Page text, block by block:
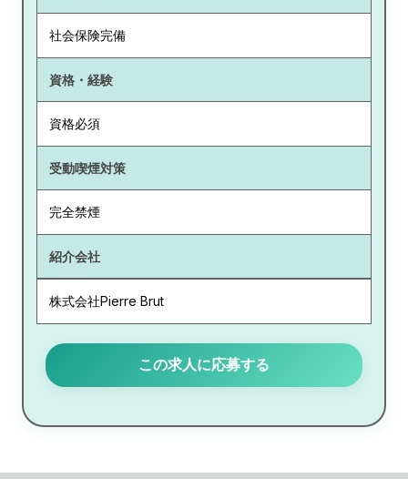
社会保険完備
資格・経験
資格必須
受動喫煙対策
完全禁煙
紹介会社
株式会社Pierre Brut
この求人に応募する